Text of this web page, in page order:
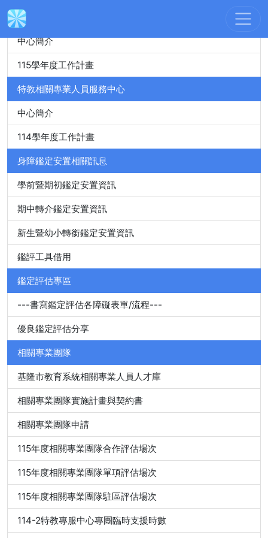
身心障礙特殊教育資源中心
中心簡介
115學年度工作計畫
特教相關專業人員服務中心
中心簡介
114學年度工作計畫
身障鑑定安置相關訊息
學前暨期初鑑定安置資訊
期中轉介鑑定安置資訊
新生暨幼小轉銜鑑定安置資訊
鑑評工具借用
鑑定評估專區
---書寫鑑定評估各障礙表單/流程---
優良鑑定評估分享
相關專業團隊
基隆市教育系統相關專業人員人才庫
相關專業團隊實施計畫與契約書
相關專業團隊申請
115年度相關專業團隊合作評估場次
115年度相關專業團隊單項評估場次
115年度相關專業團隊駐區評估場次
114-2特教專服中心專團臨時支援時數